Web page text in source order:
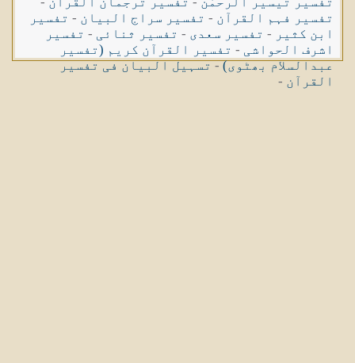
تفسیر فہم القرآن - تفسیر سراج البیان - تفسیر
ابن کثیر - تفسیر سعدی - تفسیر ثنائی - تفسیر
اشرف الحواشی - تفسیر القرآن کریم (تفسیر
عبدالسلام بھٹوی)-تسہیل البیان فی تفسیر
القرآن -